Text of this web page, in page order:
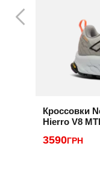
Кроссовки
Hierro V8
3590ГРН